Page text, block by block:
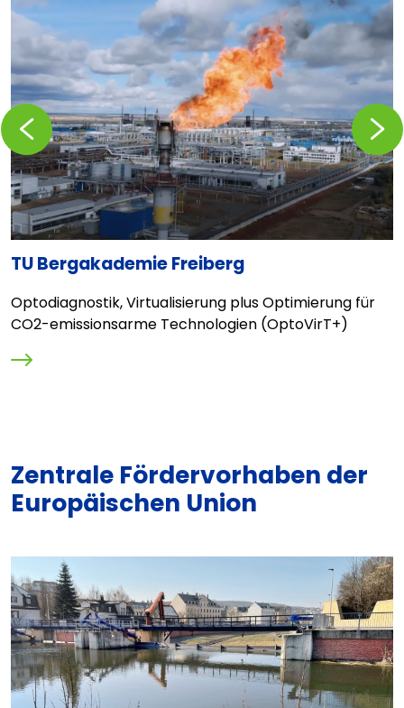
TU Bergakademie Freiberg
Optodiagnostik, Virtualisierung plus Optimierung für
CO2-emissionsarme Technologien (OptoVirT+)
Zurückblättern
Zentrale Fördervorhaben der
Europäischen Union